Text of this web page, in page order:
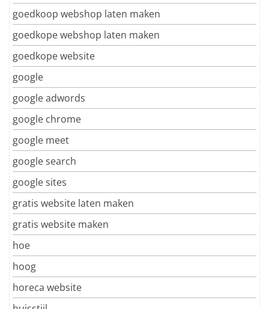
goedkoop webshop laten maken
goedkope webshop laten maken
goedkope website
google
google adwords
google chrome
google meet
google search
google sites
gratis website laten maken
gratis website maken
hoe
hoog
horeca website